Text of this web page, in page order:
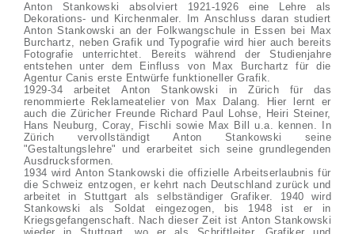
Anton Stankowski absolviert 1921-1926 eine Lehre als
Dekorations- und Kirchenmaler. Im Anschluss daran studiert
Anton Stankowski an der Folkwangschule in Essen bei Max
Burchartz, neben Grafik und Typografie wird hier auch bereits
Fotografie unterrichtet. Bereits während der Studienjahre
entstehen unter dem Einfluss von Max Burchartz für die
Agentur Canis erste Entwürfe funktioneller Grafik.
1929-34 arbeitet Anton Stankowski in Zürich für das
renommierte Reklameatelier von Max Dalang. Hier lernt er
auch die Züricher Freunde Richard Paul Lohse, Heiri Steiner,
Hans Neuburg, Coray, Fischli sowie Max Bill u.a. kennen. In
Zürich vervollständigt Anton Stankowski seine
"Gestaltungslehre" und erarbeitet sich seine grundlegenden
Ausdrucksformen.
1934 wird Anton Stankowski die offizielle Arbeitserlaubnis für
die Schweiz entzogen, er kehrt nach Deutschland zurück und
arbeitet in Stuttgart als selbständiger Grafiker. 1940 wird
Stankowski als Soldat eingezogen, bis 1948 ist er in
Kriegsgefangenschaft. Nach dieser Zeit ist Anton Stankowski